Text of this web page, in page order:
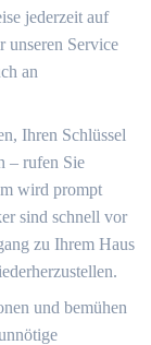
jederzeit auf
unseren Service
an
Ihren Schlüssel
– rufen Sie
wird prompt
sind schnell vor
zu Ihrem Haus
und bemühen